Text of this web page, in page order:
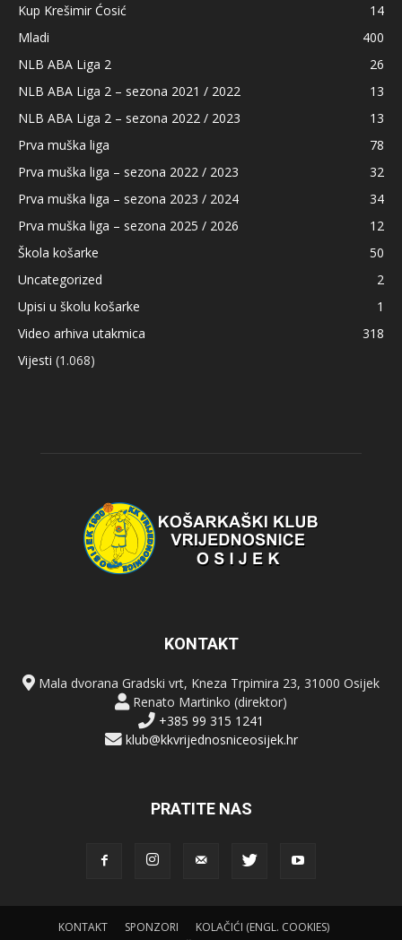
Kup Krešimir Ćosić
14
Mladi
400
NLB ABA Liga 2
26
NLB ABA Liga 2 – sezona 2021 / 2022
13
NLB ABA Liga 2 – sezona 2022 / 2023
13
Prva muška liga
78
Prva muška liga – sezona 2022 / 2023
32
Prva muška liga – sezona 2023 / 2024
34
Prva muška liga – sezona 2025 / 2026
12
Škola košarke
50
Uncategorized
2
Upisi u školu košarke
1
Video arhiva utakmica
318
Vijesti (1.068)
KONTAKT
Mala dvorana Gradski vrt, Kneza Trpimira 23, 31000 Osijek
Renato Martinko (direktor)
+385 99 315 1241
klub@kkvrijednosniceosijek.hr
PRATITE NAS
KONTAKT SPONZORI
KOLAČIĆI (ENGL. COOKIES)